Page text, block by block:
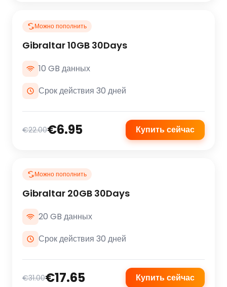
Можно пополнить
Gibraltar 10GB 30Days
10 GB данных
Срок действия 30 дней
€22.00€6.95 Купить сейчас
Можно пополнить
Gibraltar 20GB 30Days
20 GB данных
Срок действия 30 дней
€31.00€17.65 Купить сейчас